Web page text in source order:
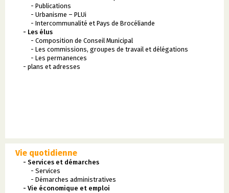
- Publications
- Urbanisme – PLUi
- Intercommunalité et Pays de Brocéliande
- Les élus
- Composition de Conseil Municipal
- Les commissions, groupes de travail et délégations
- Les permanences
- plans et adresses
Vie quotidienne
- Services et démarches
- Services
- Démarches administratives
- Vie économique et emploi